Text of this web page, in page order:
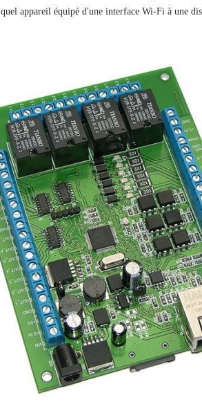
appareil équipé d'une interface Wi-Fi à une